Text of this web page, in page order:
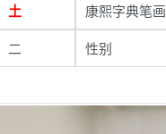
土 康熙字典笔画
二 性别